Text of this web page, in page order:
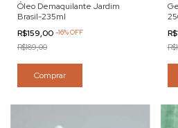
Óleo Demaquilante Jardim
Brasil-235ml
R$159,00 -16%OFF
R$189,00
Comprar